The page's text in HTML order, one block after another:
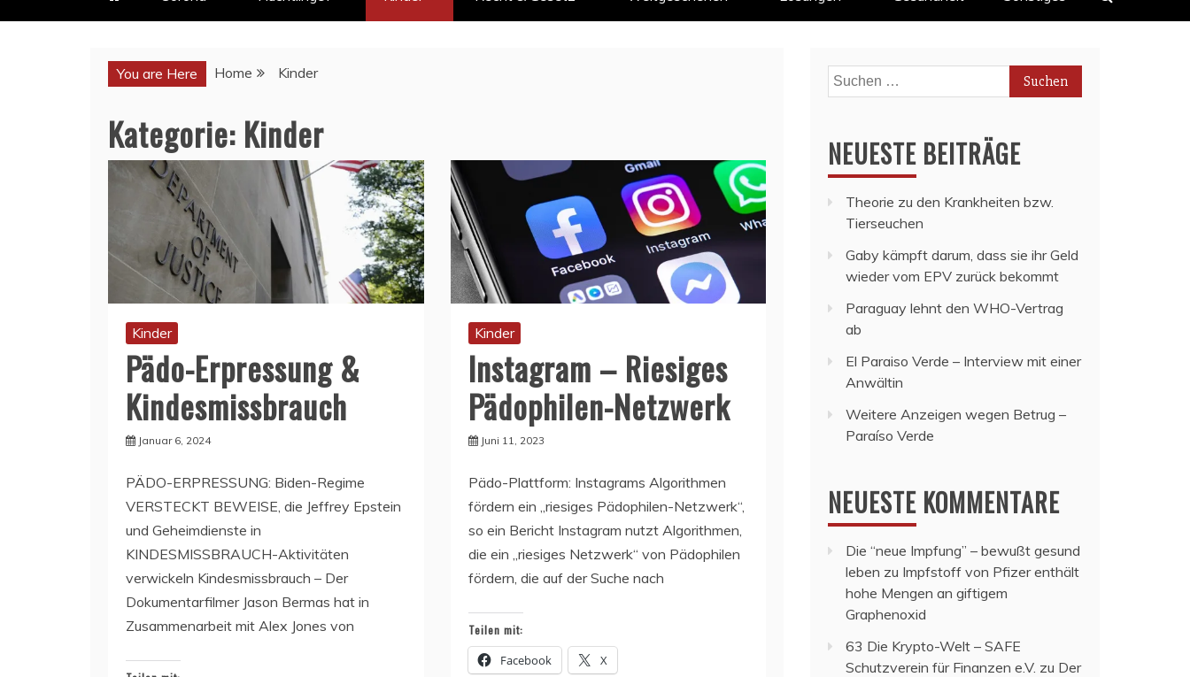
You are Here Home Kinder
Kategorie: Kinder
Kinder
Pädo-Erpressung &
Kindesmissbrauch
Januar 6, 2024
PÄDO-ERPRESSUNG: Biden-Regime
VERSTECKT BEWEISE, die Jeffrey Epstein
und Geheimdienste in
KINDESMISSBRAUCH-Aktivitäten
verwickeln Kindesmissbrauch – Der
Dokumentarfilmer Jason Bermas hat in
Zusammenarbeit mit Alex Jones von
Kinder
Instagram – Riesiges
Pädophilen-Netzwerk
Juni 11, 2023
Pädo-Plattform: Instagrams Algorithmen
fördern ein „riesiges Pädophilen-Netzwerk“,
so ein Bericht Instagram nutzt Algorithmen,
die ein „riesiges Netzwerk“ von Pädophilen
fördern, die auf der Suche nach
Teilen mit:
Facebook X
Suchen
nach:
NEUESTE BEITRÄGE
Theorie zu den Krankheiten bzw.
Tierseuchen
Gaby kämpft darum, dass sie ihr Geld
wieder vom EPV zurück bekommt
Paraguay lehnt den WHO-Vertrag
ab
El Paraiso Verde – Interview mit einer
Anwältin
Weitere Anzeigen wegen Betrug –
Paraíso Verde
NEUESTE KOMMENTARE
Die “neue Impfung” – bewußt gesund
leben zu Impfstoff von Pfizer enthält
hohe Mengen an giftigem
Graphenoxid
63 Die Krypto-Welt – SAFE
Schutzverein für Finanzen e.V. zu Der